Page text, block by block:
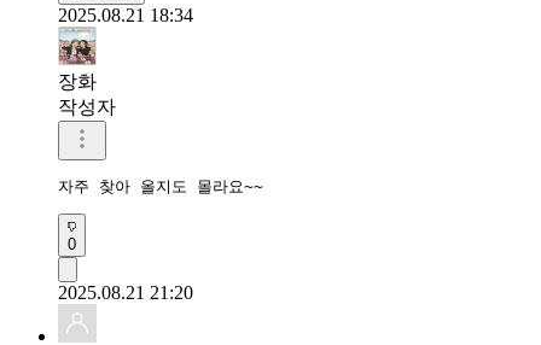
2025.08.21 18:34
장화
작성자
자주 찾아 올지도 몰라요~~
0
2025.08.21 21:20